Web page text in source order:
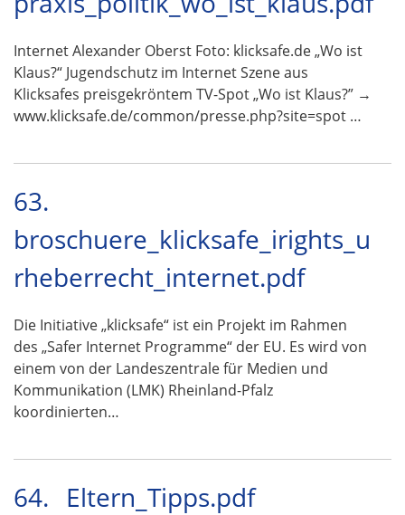
Internet Alexander Oberst Foto: klicksafe.de „Wo ist
Klaus?“ Jugendschutz im Internet Szene aus
Klicksafes preisgekröntem TV-Spot „Wo ist Klaus?” →
www.klicksafe.de/common/presse.php?site=spot …
63.
broschuere_klicksafe_irights_u
rheberrecht_internet.pdf
Die Initiative „klicksafe“ ist ein Projekt im Rahmen
des „Safer Internet Programme“ der EU. Es wird von
einem von der Landeszentrale für Medien und
Kommunikation (LMK) Rheinland-Pfalz
koordinierten…
64. Eltern_Tipps.pdf